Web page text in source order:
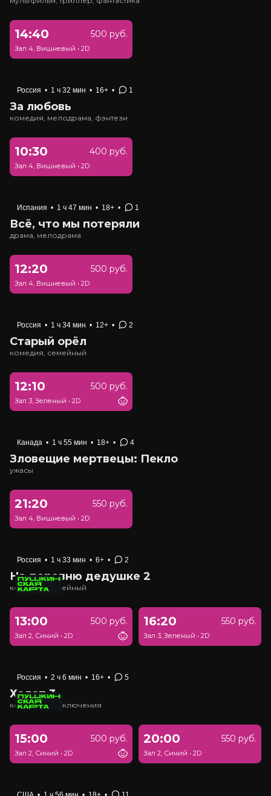
14:40 500 руб.
Зал 4, Вишневый • 2D
Россия • 1 ч 32 мин • 16+ • 1
За любовь
комедия, мелодрама, фэнтези
10:30 400 руб.
Зал 4, Вишневый • 2D
Испания • 1 ч 47 мин • 18+ • 1
Всё, что мы потеряли
драма, мелодрама
12:20 500 руб.
Зал 4, Вишневый • 2D
Россия • 1 ч 34 мин • 12+ • 2
Старый орёл
комедия, семейный
12:10 500 руб.
Зал 3, Зеленый • 2D
Канада • 1 ч 55 мин • 18+ • 4
Зловещие мертвецы: Пекло
ужасы
21:20 550 руб.
Зал 4, Вишневый • 2D
Россия • 1 ч 33 мин • 6+ • 2
На деревню дедушке 2
комедия, семейный
13:00 500 руб.
Зал 2, Синий • 2D
16:20 550 руб.
Зал 3, Зеленый • 2D
Россия • 2 ч 6 мин • 16+ • 5
Холоп 3
комедия, приключения
15:00 500 руб.
Зал 2, Синий • 2D
20:00 550 руб.
Зал 2, Синий • 2D